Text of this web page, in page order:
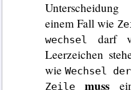
einem Fall wie
wechsel
darf
Leerzeichen
wie Wechsel
Zeile
muss